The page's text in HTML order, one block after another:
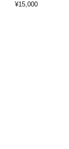
¥15,000